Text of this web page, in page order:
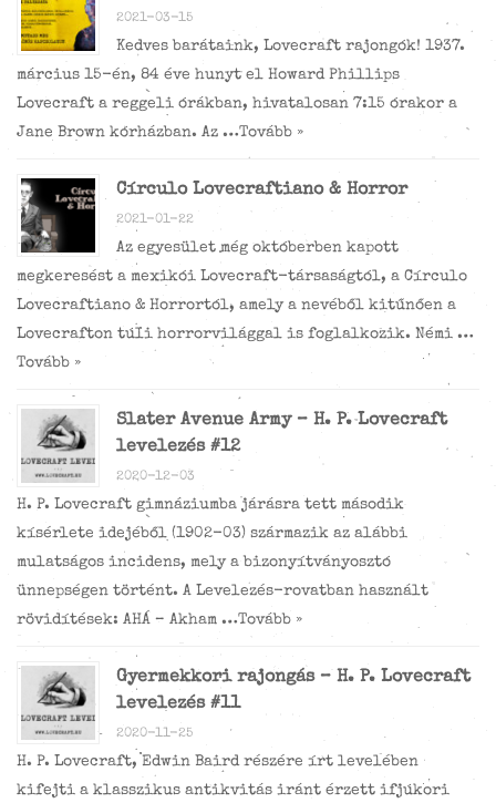
2021-03-15
Kedves barátaink, Lovecraft rajongók! 1937.
március 15-én, 84 éve hunyt el Howard Phillips
Lovecraft a reggeli órákban, hivatalosan 7:15 órakor a
Jane Brown kórházban. Az …Tovább »
Círculo Lovecraftiano & Horror
2021-01-22
Az egyesület még októberben kapott
megkeresést a mexikói Lovecraft-társaságtól, a Círculo
Lovecraftiano & Horrortól, amely a nevéből kitűnően a
Lovecrafton túli horrorvilággal is foglalkozik. Némi …
Tovább »
Slater Avenue Army – H. P. Lovecraft
levelezés #12
2020-12-03
H. P. Lovecraft gimnáziumba járásra tett második
kísérlete idejéből (1902-03) származik az alábbi
mulatságos incidens, mely a bizonyítványosztó
ünnepségen történt. A Levelezés-rovatban használt
rövidítések: AHÁ – Akham …Tovább »
Gyermekkori rajongás – H. P. Lovecraft
levelezés #11
2020-11-25
H. P. Lovecraft, Edwin Baird részére írt levelében
kifejti a klasszikus antikvitás iránt érzett ifjúkori